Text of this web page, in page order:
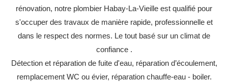
rénovation, notre plombier Habay-La-Vieille est qualifié pour
s'occuper des travaux de manière rapide, professionnelle et
dans le respect des normes. Le tout basé sur un climat de
confiance .
Détection et réparation de fuite d'eau, réparation d’écoulement,
remplacement WC ou évier, réparation chauffe-eau - boiler.